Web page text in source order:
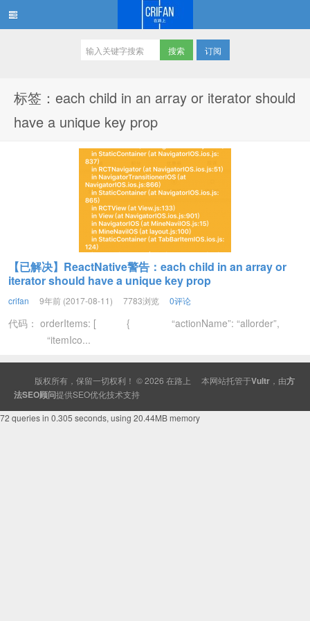
订阅
标签：each child in an array or iterator should
have a unique key prop
【已解决】ReactNative警告：each child in an array or
iterator should have a unique key prop
crifan 9年前 (2017-08-11) 7783浏览 0评论
代码： orderItems: [ { “actionName”: “allorder”,
“itemIco...
版权所有，保留一切权利！ © 2026 在路上 本网站托管于Vultr ，由方
法SEO顾问提供SEO优化技术支持
72 queries in 0.305 seconds, using 20.44MB memory